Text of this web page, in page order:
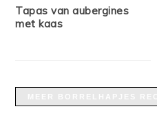
Tapas van aubergines
met kaas